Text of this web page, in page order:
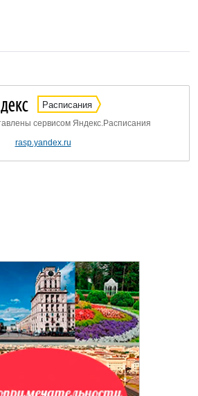
Расписания
сервисом Яндекс.Расписания
rasp.yandex.ru